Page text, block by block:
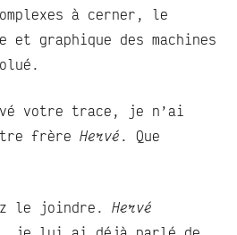
à cerner, le
graphique des machines
votre trace, je n’ai
frère Hervé . Que
le joindre. Hervé